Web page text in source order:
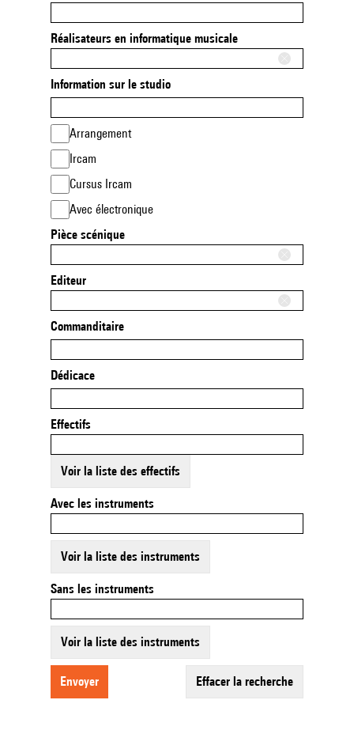
Réalisateurs en informatique musicale
Information sur le studio
Arrangement
Ircam
Cursus Ircam
Avec électronique
Pièce scénique
Editeur
Commanditaire
Dédicace
Effectifs
Voir la liste des effectifs
Avec les instruments
Voir la liste des instruments
Sans les instruments
Voir la liste des instruments
envoyer effacer la recherche